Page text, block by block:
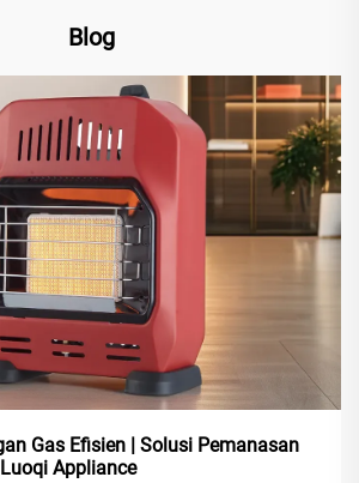
Blog
Gas Efisien | Solusi Pemanasan
Appliance